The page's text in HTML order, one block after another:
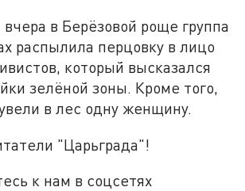
в Берёзовой роще группа
распылила перцовку в лицо
который высказался
зелёной зоны. Кроме того,
в лес одну женщину.
"Царьграда"!
к нам в соцсетях